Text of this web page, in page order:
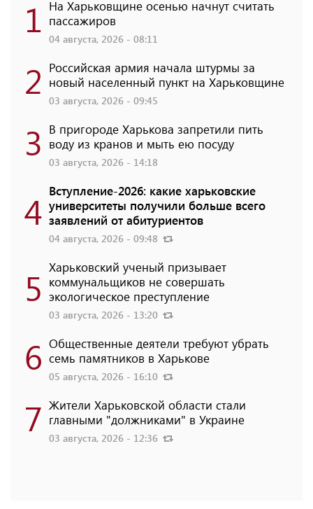
1 На Харьковщине осенью начнут считать
пассажиров
04 августа, 2026 - 08:11
2 Российская армия начала штурмы за
новый населенный пункт на Харьковщине
03 августа, 2026 - 09:45
3 В пригороде Харькова запретили пить
воду из кранов и мыть ею посуду
03 августа, 2026 - 14:18
4 Вступление-2026: какие харьковские
университеты получили больше всего
заявлений от абитуриентов
04 августа, 2026 - 09:48
5 Харьковский ученый призывает
коммунальщиков не совершать
экологическое преступление
03 августа, 2026 - 13:20
6 Общественные деятели требуют убрать
семь памятников в Харькове
05 августа, 2026 - 16:10
7 Жители Харьковской области стали
главными "должниками" в Украине
03 августа, 2026 - 12:36